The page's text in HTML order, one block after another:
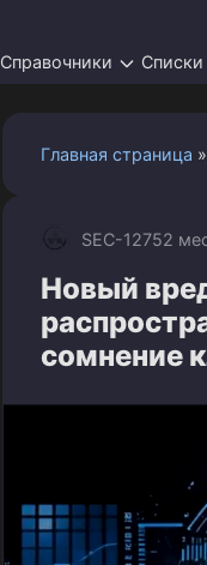
Справочники Списки
Главная страница »
SEC-12752
Новый
сомнение